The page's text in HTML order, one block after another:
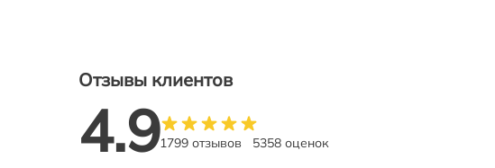
Отзывы клиентов
4.91799 отзывов 5358 оценок